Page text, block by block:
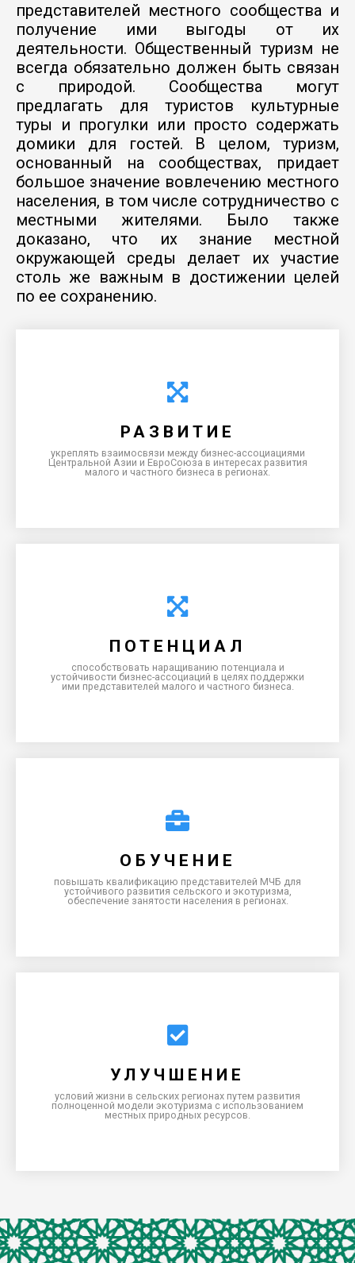
представителей местного сообщества и
получение ими выгоды от их
деятельности. Общественный туризм не
всегда обязательно должен быть связан
с природой. Сообщества могут
предлагать для туристов культурные
туры и прогулки или просто содержать
домики для гостей. В целом, туризм,
основанный на сообществах, придает
большое значение вовлечению местного
населения, в том числе сотрудничество с
местными жителями. Было также
доказано, что их знание местной
окружающей среды делает их участие
столь же важным в достижении целей
по ее сохранению.
РАЗВИТИЕ
укреплять взаимосвязи между бизнес-ассоциациями
Центральной Азии и ЕвроСоюза в интересах развития
малого и частного бизнеса в регионах.
ЭФФЕКТИВНОСТЬ
управленческие навыки и изучать европейский опыт
развития сельского и экотуризма.
ПОТЕНЦИАЛ
способствовать наращиванию потенциала и
устойчивости бизнес-ассоциаций в целях поддержки
ими представителей малого и частного бизнеса.
СОТРУДНИЧЕСТВО
обмениваться передовым опытом на национальном и
региональном уровнях.
ОБУЧЕНИЕ
повышать квалификацию представителей МЧБ для
устойчивого развития сельского и экотуризма,
обеспечение занятости населения в регионах.
ОБМЕН
Азии и Европейского Союза для развития малого и
частного бизнеса в регионах.
УЛУЧШЕНИЕ
условий жизни в сельских регионах путем развития
полноценной модели экотуризма с использованием
местных природных ресурсов.
РЕАЛИЗАЦИЯ